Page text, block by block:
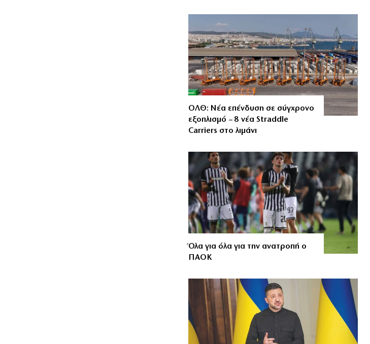
ΟΛΘ: Νέα επένδυση σε σύγχρονο
εξοπλισμό – 8 νέα Straddle
Carriers στο λιμάνι
Όλα για όλα για την ανατροπή ο
ΠΑΟΚ